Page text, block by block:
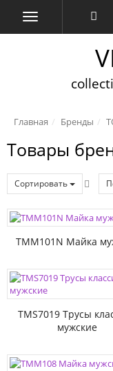
Главная Бренды
Товары
Сортировать
TMM101N Майка
TMS7019 Трусы
мужские